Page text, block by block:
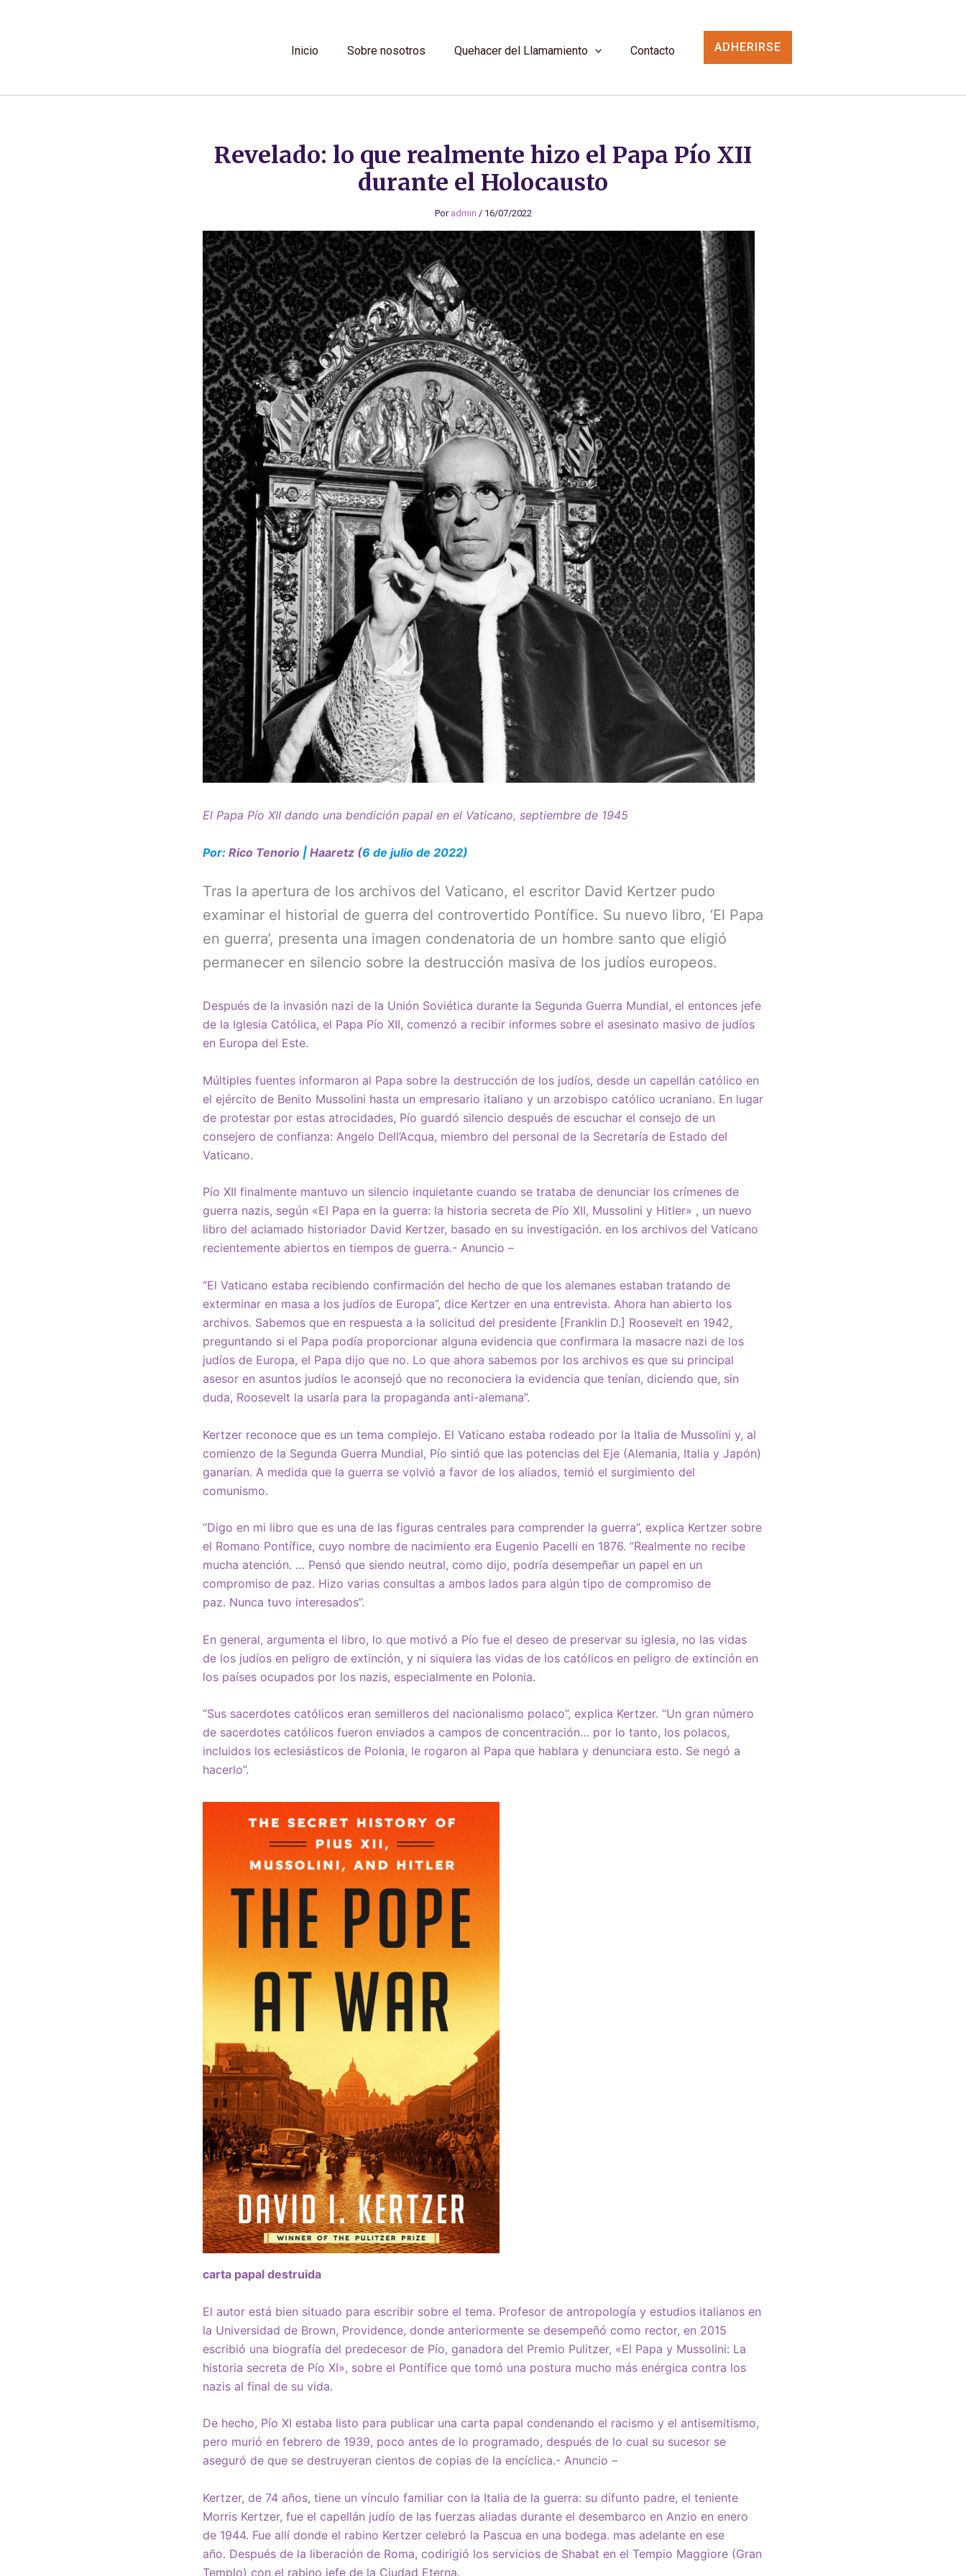
Inicio Sobre nosotros Quehacer del Llamamiento Contacto ADHERIRSE
Revelado: lo que realmente hizo el Papa Pío XII
durante el Holocausto
Por admin / 16/07/2022
El Papa Pío XII dando una bendición papal en el Vaticano, septiembre de 1945
Por: Rico Tenorio | Haaretz (6 de julio de 2022)
Tras la apertura de los archivos del Vaticano, el escritor David Kertzer pudo
examinar el historial de guerra del controvertido Pontífice. Su nuevo libro, ‘El Papa
en guerra’, presenta una imagen condenatoria de un hombre santo que eligió
permanecer en silencio sobre la destrucción masiva de los judíos europeos.
Después de la invasión nazi de la Unión Soviética durante la Segunda Guerra Mundial, el entonces jefe
de la Iglesia Católica, el Papa Pío XII, comenzó a recibir informes sobre el asesinato masivo de judíos
en Europa del Este.
Múltiples fuentes informaron al Papa sobre la destrucción de los judíos, desde un capellán católico en
el ejército de Benito Mussolini hasta un empresario italiano y un arzobispo católico ucraniano. En lugar
de protestar por estas atrocidades, Pío guardó silencio después de escuchar el consejo de un
consejero de confianza: Angelo Dell’Acqua, miembro del personal de la Secretaría de Estado del
Vaticano.
Pío XII finalmente mantuvo un silencio inquietante cuando se trataba de denunciar los crímenes de
guerra nazis, según «El Papa en la guerra: la historia secreta de Pío XII, Mussolini y Hitler» , un nuevo
libro del aclamado historiador David Kertzer, basado en su investigación. en los archivos del Vaticano
recientemente abiertos en tiempos de guerra.- Anuncio –
“El Vaticano estaba recibiendo confirmación del hecho de que los alemanes estaban tratando de
exterminar en masa a los judíos de Europa”, dice Kertzer en una entrevista. Ahora han abierto los
archivos. Sabemos que en respuesta a la solicitud del presidente [Franklin D.] Roosevelt en 1942,
preguntando si el Papa podía proporcionar alguna evidencia que confirmara la masacre nazi de los
judíos de Europa, el Papa dijo que no. Lo que ahora sabemos por los archivos es que su principal
asesor en asuntos judíos le aconsejó que no reconociera la evidencia que tenían, diciendo que, sin
duda, Roosevelt la usaría para la propaganda anti-alemana”.
Kertzer reconoce que es un tema complejo. El Vaticano estaba rodeado por la Italia de Mussolini y, al
comienzo de la Segunda Guerra Mundial, Pío sintió que las potencias del Eje (Alemania, Italia y Japón)
ganarían. A medida que la guerra se volvió a favor de los aliados, temió el surgimiento del
comunismo.
“Digo en mi libro que es una de las figuras centrales para comprender la guerra”, explica Kertzer sobre
el Romano Pontífice, cuyo nombre de nacimiento era Eugenio Pacelli en 1876. “Realmente no recibe
mucha atención. … Pensó que siendo neutral, como dijo, podría desempeñar un papel en un
compromiso de paz. Hizo varias consultas a ambos lados para algún tipo de compromiso de
paz. Nunca tuvo interesados”.
En general, argumenta el libro, lo que motivó a Pío fue el deseo de preservar su iglesia, no las vidas
de los judíos en peligro de extinción, y ni siquiera las vidas de los católicos en peligro de extinción en
los países ocupados por los nazis, especialmente en Polonia.
“Sus sacerdotes católicos eran semilleros del nacionalismo polaco”, explica Kertzer. “Un gran número
de sacerdotes católicos fueron enviados a campos de concentración… por lo tanto, los polacos,
incluidos los eclesiásticos de Polonia, le rogaron al Papa que hablara y denunciara esto. Se negó a
hacerlo”.
carta papal destruida
El autor está bien situado para escribir sobre el tema. Profesor de antropología y estudios italianos en
la Universidad de Brown, Providence, donde anteriormente se desempeñó como rector, en 2015
escribió una biografía del predecesor de Pío, ganadora del Premio Pulitzer, «El Papa y Mussolini: La
historia secreta de Pío XI», sobre el Pontífice que tomó una postura mucho más enérgica contra los
nazis al final de su vida.
De hecho, Pío XI estaba listo para publicar una carta papal condenando el racismo y el antisemitismo,
pero murió en febrero de 1939, poco antes de lo programado, después de lo cual su sucesor se
aseguró de que se destruyeran cientos de copias de la encíclica.- Anuncio –
Kertzer, de 74 años, tiene un vínculo familiar con la Italia de la guerra: su difunto padre, el teniente
Morris Kertzer, fue el capellán judío de las fuerzas aliadas durante el desembarco en Anzio en enero
de 1944. Fue allí donde el rabino Kertzer celebró la Pascua en una bodega. mas adelante en ese
año. Después de la liberación de Roma, codirigió los servicios de Shabat en el Tempio Maggiore (Gran
Templo) con el rabino jefe de la Ciudad Eterna.